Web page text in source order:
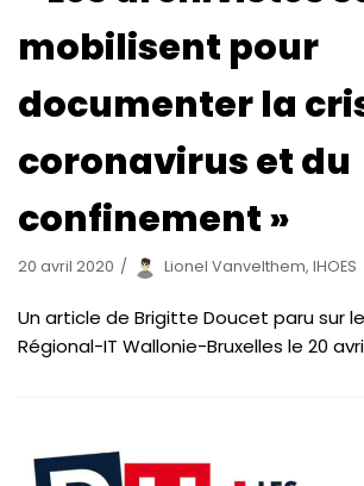
mobilisent pour
documenter la
coronavirus et du
confinement »
20 avril 2020 Lionel Vanvelthem, IHOES
Un article de Brigitte Doucet paru sur
Régional-IT Wallonie-Bruxelles le 20